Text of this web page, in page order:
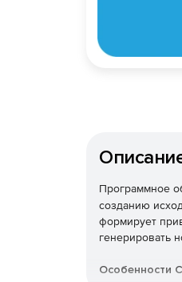
Программное
созданию
формирует
генерировать
Особенности